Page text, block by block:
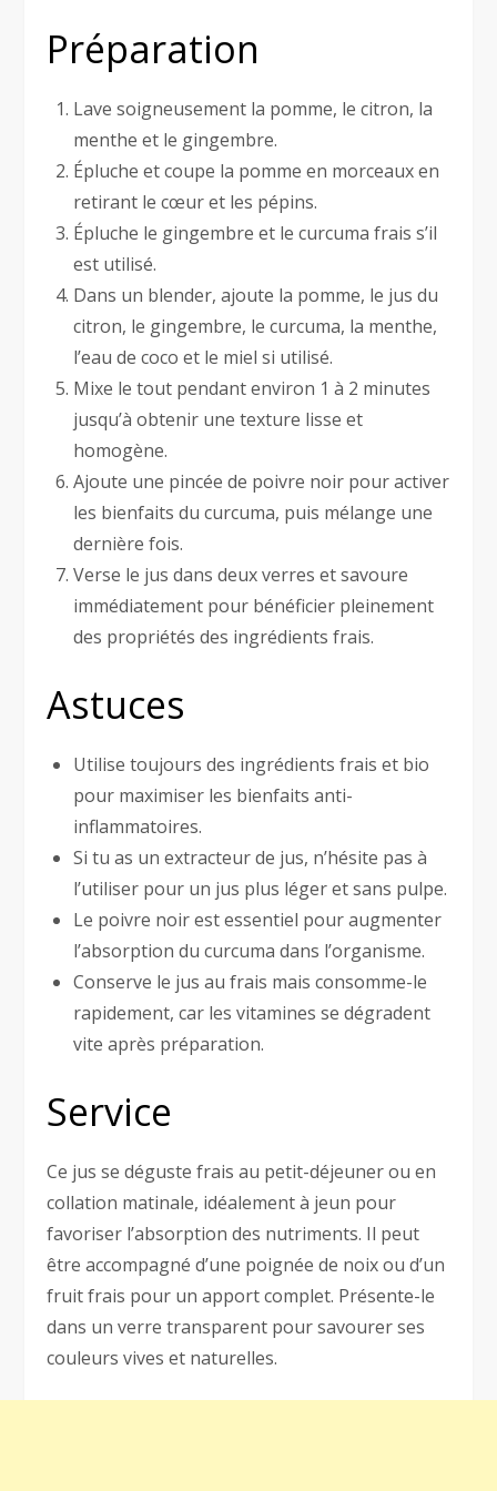
Préparation
Lave soigneusement la pomme, le citron, la
menthe et le gingembre.
Épluche et coupe la pomme en morceaux en
retirant le cœur et les pépins.
Épluche le gingembre et le curcuma frais s’il
est utilisé.
Dans un blender, ajoute la pomme, le jus du
citron, le gingembre, le curcuma, la menthe,
l’eau de coco et le miel si utilisé.
Mixe le tout pendant environ 1 à 2 minutes
jusqu’à obtenir une texture lisse et
homogène.
Ajoute une pincée de poivre noir pour activer
les bienfaits du curcuma, puis mélange une
dernière fois.
Verse le jus dans deux verres et savoure
immédiatement pour bénéficier pleinement
des propriétés des ingrédients frais.
Astuces
Utilise toujours des ingrédients frais et bio
pour maximiser les bienfaits anti-
inflammatoires.
Si tu as un extracteur de jus, n’hésite pas à
l’utiliser pour un jus plus léger et sans pulpe.
Le poivre noir est essentiel pour augmenter
l’absorption du curcuma dans l’organisme.
Conserve le jus au frais mais consomme-le
rapidement, car les vitamines se dégradent
vite après préparation.
Service
Ce jus se déguste frais au petit-déjeuner ou en
collation matinale, idéalement à jeun pour
favoriser l’absorption des nutriments. Il peut
être accompagné d’une poignée de noix ou d’un
fruit frais pour un apport complet. Présente-le
dans un verre transparent pour savourer ses
couleurs vives et naturelles.